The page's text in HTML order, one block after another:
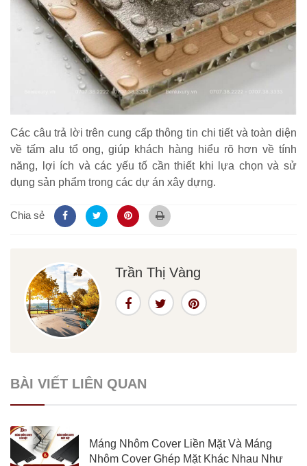
Các câu trả lời trên cung cấp thông tin chi tiết và toàn diện
về tấm alu tổ ong, giúp khách hàng hiểu rõ hơn về tính
năng, lợi ích và các yếu tố cần thiết khi lựa chọn và sử
dụng sản phẩm trong các dự án xây dựng.
Chia sẻ
Trần Thị Vàng
BÀI VIẾT LIÊN QUAN
Máng Nhôm Cover Liền Mặt Và Máng
Nhôm Cover Ghép Mặt Khác Nhau Như